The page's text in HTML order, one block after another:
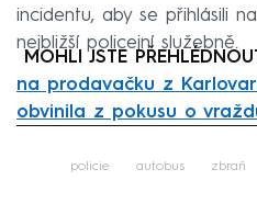
incidentu, aby se přihlásili
nejbližší policejní služebně.
MOHLI JSTE
na prodavačku z
obvinila z pokusu o
policie autobus zbraň